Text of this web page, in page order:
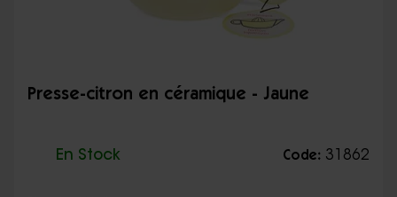
Presse-citron en céramique - Jaune
En Stock Code: 31862